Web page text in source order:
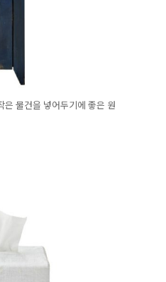
물건을 넣어두기에 좋은 원